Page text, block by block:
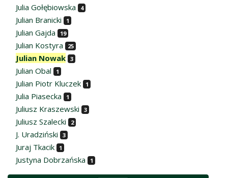
Julia Gołębiowska 4
Julian Branicki 1
Julian Gajda 19
Julian Kostyra 25
Julian Nowak 3
Julian Obal 1
Julian Piotr Kluczek 1
Julia Piasecka 1
Juliusz Kraszewski 3
Juliusz Szalecki 2
J. Uradziński 3
Juraj Tkacik 1
Justyna Dobrzańska 1